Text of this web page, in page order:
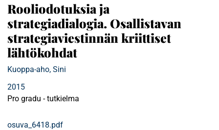
Rooliodotuksia ja
strategiadialogia. Osallistavan
strategiaviestinnän kriittiset
lähtökohdat
Kuoppa-aho, Sini
2015
Pro gradu - tutkielma
osuva_6418.pdf